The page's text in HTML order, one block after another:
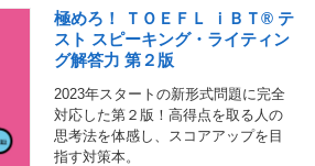
極めろ！ ＴＯＥＦＬ ｉＢＴ® テ
スト スピーキング・ライティン
グ解答力 第２版
2023年スタートの新形式問題に完全
対応した第２版！高得点を取る人の
思考法を体感し、スコアアップを目
指す対策本。